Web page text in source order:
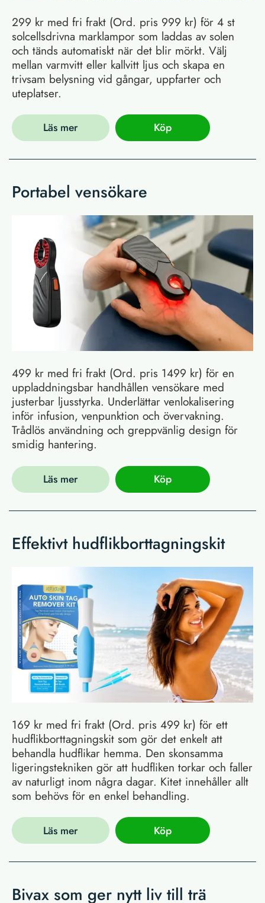
299 kr med fri frakt (Ord. pris 999 kr) för 4 st
solcellsdrivna marklampor som laddas av solen
och tänds automatiskt när det blir mörkt. Välj
mellan varmvitt eller kallvitt ljus och skapa en
trivsam belysning vid gångar, uppfarter och
uteplatser.
Läs mer Köp
Portabel vensökare
499 kr med fri frakt (Ord. pris 1499 kr) för en
uppladdningsbar handhållen vensökare med
justerbar ljusstyrka. Underlättar venlokalisering
inför infusion, venpunktion och övervakning.
Trådlös användning och greppvänlig design för
smidig hantering.
Läs mer Köp
Effektivt hudflikborttagningskit
169 kr med fri frakt (Ord. pris 499 kr) för ett
hudflikborttagningskit som gör det enkelt att
behandla hudflikar hemma. Den skonsamma
ligeringstekniken gör att hudfliken torkar och faller
av naturligt inom några dagar. Kitet innehåller allt
som behövs för en enkel behandling.
Läs mer Köp
Bivax som ger nytt liv till trä